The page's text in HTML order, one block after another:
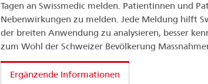
Tagen an Swissmedic melden. Patientinnen und
Nebenwirkungen zu melden. Jede Meldung hilft
der breiten Anwendung zu analysieren, besser
zum Wohl der Schweizer Bevölkerung
Ergänzende Informationen